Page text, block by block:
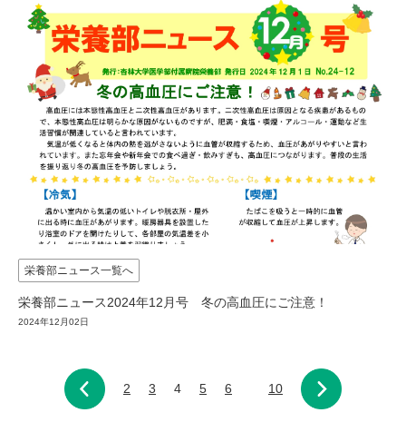
栄養部ニュース一覧へ
栄養部ニュース2024年12月号 冬の高血圧にご注意！
2024年12月02日
2 3 4 5 6 10